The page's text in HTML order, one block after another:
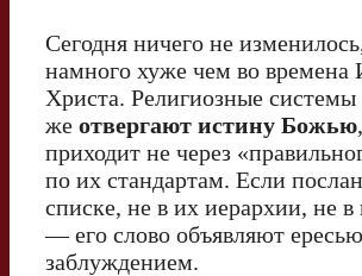
Сегодня ничего не
намного хуже чем во времена
Христа. Религиозные системы
же отвергают истину Божью
приходит не через
по их стандартам. Если
списке, не в их иерархии, не
— его слово объявляют
заблуждением.